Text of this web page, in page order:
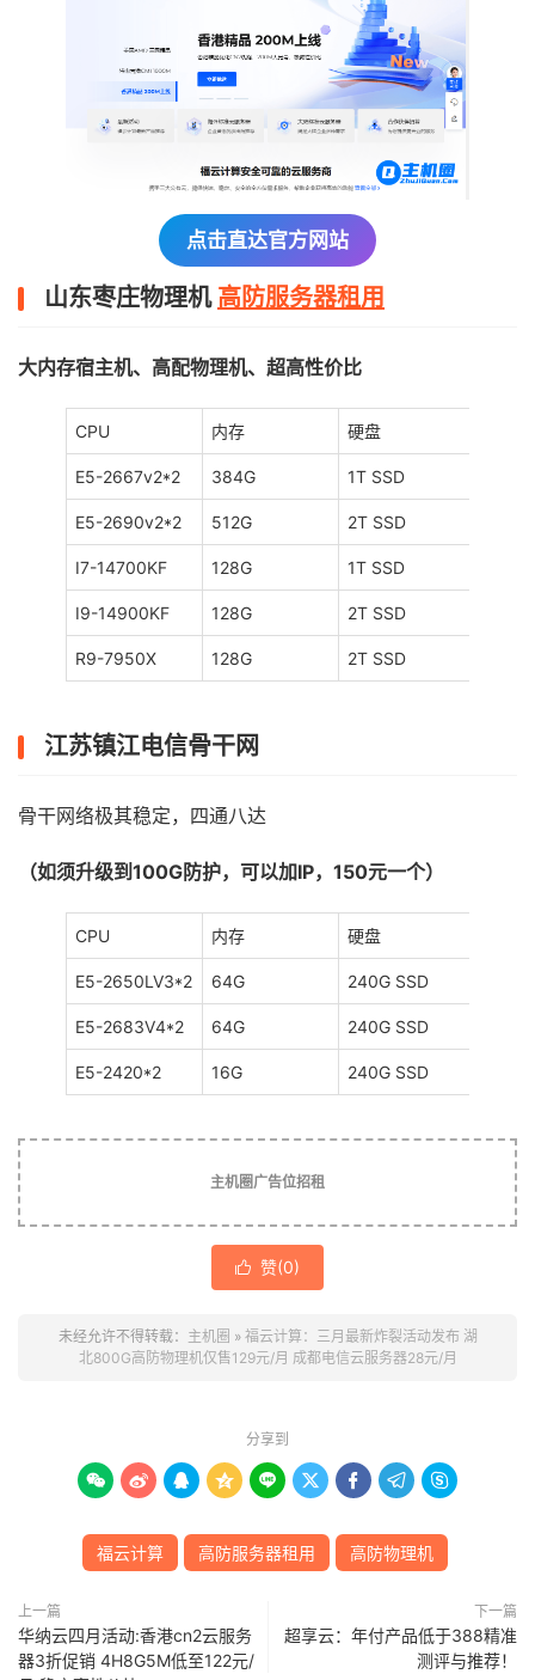
点击直达官方网站
山东枣庄物理机 高防服务器租用
大内存宿主机、高配物理机、超高性价比
CPU 内存 硬盘
E5-2667v2*2 384G 1T SSD
E5-2690v2*2 512G 2T SSD
I7-14700KF 128G 1T SSD
I9-14900KF 128G 2T SSD
R9-7950X 128G 2T SSD
江苏镇江电信骨干网
骨干网络极其稳定，四通八达
（如须升级到100G防护，可以加IP，150元一个）
CPU 内存 硬盘
E5-2650LV3*2 64G 240G SSD
E5-2683V4*2 64G 240G SSD
E5-2420*2 16G 240G SSD
主机圈广告位招租
 赞(0)
未经允许不得转载： 主机圈 » 福云计算：三月最新炸裂活动发布 湖
北800G高防物理机仅售129元/月 成都电信云服务器28元/月
分享到
        
福云计算 高防服务器租用 高防物理机
上一篇
华纳云四月活动:香港cn2云服务
器3折促销 4H8G5M低至122元/
下一篇
超享云：年付产品低于388精准
测评与推荐！